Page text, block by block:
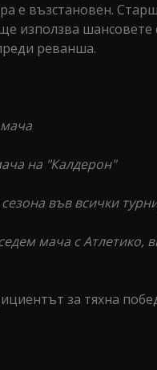
е възстановен.
използва
реванша.
на "Калдерон"
във всички
мача с Атлетико,
за тяхна